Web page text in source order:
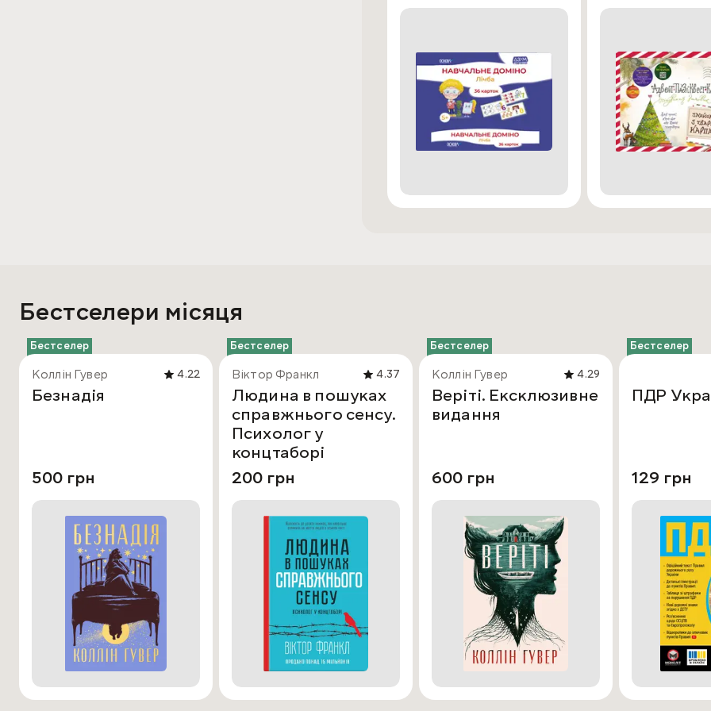
Бестселери місяця
Бестселер
Коллін Гувер 4.22
Безнадія
500 грн
Бестселер
Віктор Франкл 4.37
Людина в пошуках
справжнього сенсу.
Психолог у
концтаборі
200 грн
Бестселер
Коллін Гувер 4.29
Веріті. Ексклюзивне
видання
600 грн
Бестселер
ПДР
129 грн